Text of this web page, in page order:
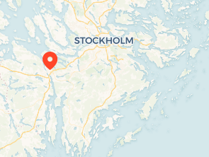
Map is loading…
this after your page is loaded
leafletJS files are missing.